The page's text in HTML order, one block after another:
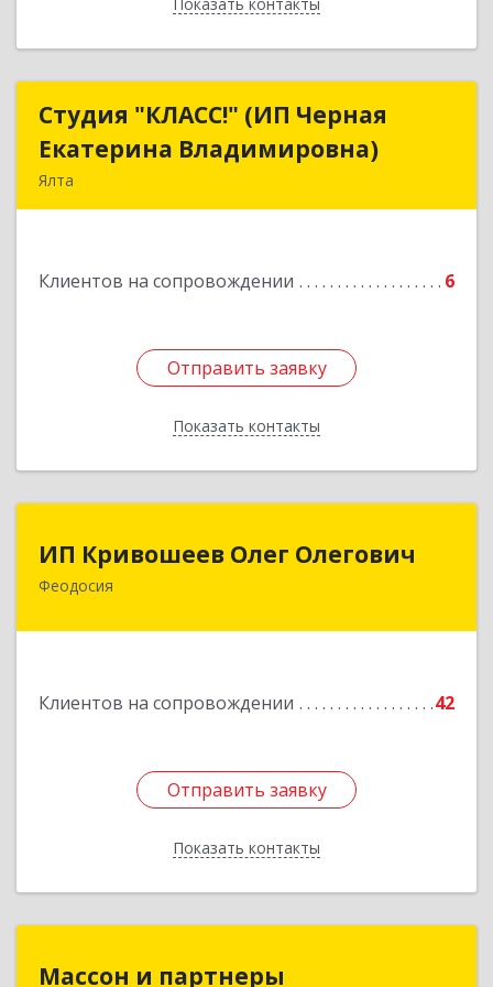
Студия "КЛАСС!" (ИП Черная
Екатерина Владимировна)
Ялта
Клиентов на сопровождении 6
Отправить заявку
Показать контакты
Студия "КЛАСС!" (ИП Черная
Екатерина Владимировна)
Отправить заявку
Назад
ИП Кривошеев Олег Олегович
Феодосия
Клиентов на сопровождении 42
Отправить заявку
Показать контакты
Отправить заявку
Назад
Массон и партнеры